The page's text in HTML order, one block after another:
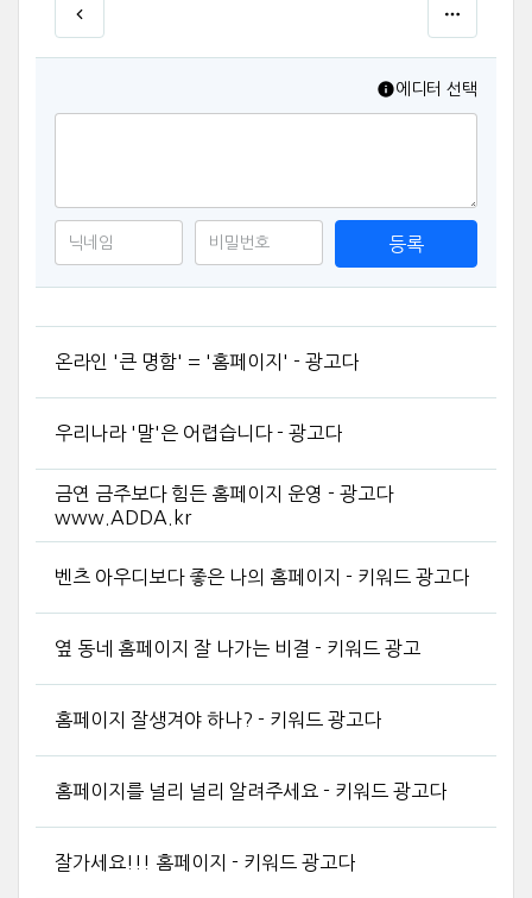
에디터 선택
등록
온라인 '큰 명함' = '홈페이지' - 광고다
우리나라 '말'은 어렵습니다 - 광고다
금연 금주보다 힘든 홈페이지 운영 - 광고다
www.ADDA.kr
벤츠 아우디보다 좋은 나의 홈페이지 - 키워드 광고다
옆 동네 홈페이지 잘 나가는 비결 - 키워드 광고
홈페이지 잘생겨야 하나? - 키워드 광고다
홈페이지를 널리 널리 알려주세요 - 키워드 광고다
잘가세요!!! 홈페이지 - 키워드 광고다